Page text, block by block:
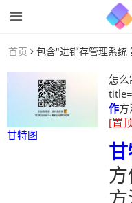
首页 包含"进销存管理系统
甘特图
怎么
作
[置
方